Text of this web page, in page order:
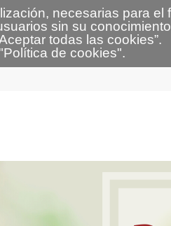
necesarias para el
sin su
todas las cookies”.
"Política de cookies".